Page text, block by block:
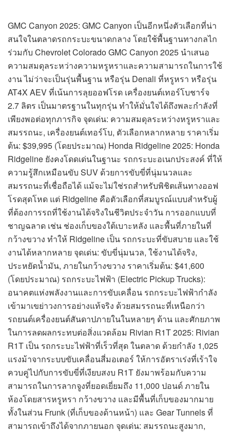
GMC Canyon 2025: GMC Canyon เป็นอีกหนึ่งตัวเลือกที่น่า
สนใจในตลาดรถกระบะขนาดกลาง โดยใช้พื้นฐานทางกลไก
ร่วมกับ Chevrolet Colorado GMC Canyon 2025 นำเสนอ
ความสมดุลระหว่างความหรูหราและความสามารถในการใช้
งาน ไม่ว่าจะเป็นรุ่นพื้นฐาน หรือรุ่น Denali ที่หรูหรา หรือรุ่น
AT4X AEV ที่เน้นการลุยออฟโรด เครื่องยนต์เทอร์โบชาร์จ
2.7 ลิตร เป็นมาตรฐานในทุกรุ่น ทำให้มั่นใจได้ถึงพละกำลังที่
เพียงพอต่อทุกภารกิจ จุดเด่น: ความสมดุลระหว่างหรูหราและ
สมรรถนะ, เครื่องยนต์เทอร์โบ, ตัวเลือกหลากหลาย ราคาเริ่ม
ต้น: $39,995 (โดยประมาณ) Honda Ridgeline 2025: Honda
Ridgeline ยังคงโดดเด่นในฐานะ รถกระบะอเนกประสงค์ ที่ให้
ความรู้สึกเหมือนขับ SUV ด้วยการขับขี่ที่นุ่มนวลและ
สมรรถนะที่เชื่อถือได้ แม้จะไม่ใช่รถสำหรับพิชิตเส้นทางออฟ
โรดสุดโหด แต่ Ridgeline คือตัวเลือกที่สมบูรณ์แบบสำหรับผู้
ที่ต้องการรถที่ใช้งานได้จริงในชีวิตประจำวัน การออกแบบที่
ชาญฉลาด เช่น ช่องเก็บของใต้เบาะหลัง และพื้นที่ภายในที่
กว้างขวาง ทำให้ Ridgeline เป็น รถกระบะที่ขับสบาย และใช้
งานได้หลากหลาย จุดเด่น: ขับขี่นุ่มนวล, ใช้งานได้จริง,
ประหยัดน้ำมัน, ภายในกว้างขวาง ราคาเริ่มต้น: $41,600
(โดยประมาณ) รถกระบะไฟฟ้า (Electric Pickup Trucks):
อนาคตแห่งพลังงานและการขับเคลื่อน รถกระบะไฟฟ้ากำลัง
เข้ามาเขย่าวงการอย่างแท้จริง ด้วยสมรรถนะที่เหนือกว่า
รถยนต์เครื่องยนต์สันดาปภายในในหลายๆ ด้าน และศักยภาพ
ในการลดผลกระทบต่อสิ่งแวดล้อม Rivian R1T 2025: Rivian
R1T เป็น รถกระบะไฟฟ้าที่เร็วที่สุด ในตลาด ด้วยกำลัง 1,025
แรงม้าจากระบบขับเคลื่อนสี่มอเตอร์ ให้การอัตราเร่งที่เร้าใจ
ควบคู่ไปกับการขับขี่ที่เงียบสงบ R1T ยังมาพร้อมกับความ
สามารถในการลากจูงที่ยอดเยี่ยมถึง 11,000 ปอนด์ ภายใน
ห้องโดยสารหรูหรา กว้างขวาง และมีพื้นที่เก็บของมากมาย
ทั้งในส่วน Frunk (ที่เก็บของด้านหน้า) และ Gear Tunnels ที่
สามารถเข้าถึงได้จากภายนอก จุดเด่น: สมรรถนะสูงมาก,